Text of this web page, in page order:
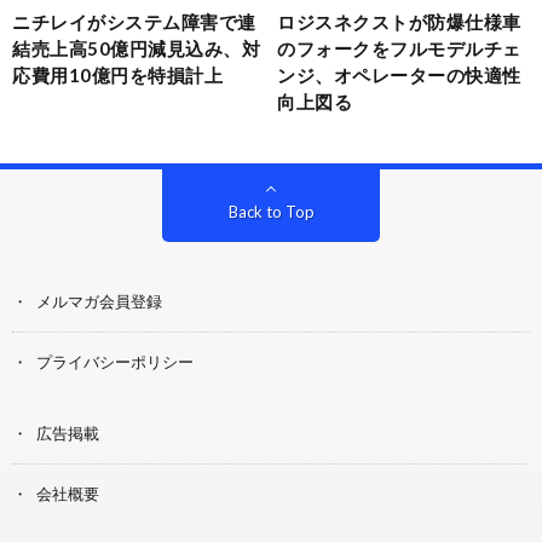
ニチレイがシステム障害で連
結売上高50億円減見込み、対
応費用10億円を特損計上
ロジスネクストが防爆仕様車
のフォークをフルモデルチェ
ンジ、オペレーターの快適性
向上図る
Back to Top
メルマガ会員登録
プライバシーポリシー
広告掲載
会社概要